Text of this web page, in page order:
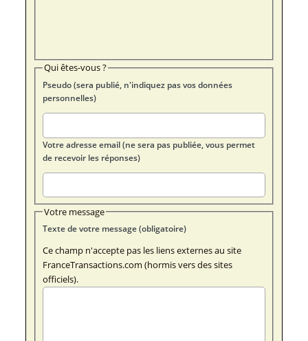
Qui êtes-vous ?
Pseudo (sera publié, n'indiquez pas vos données
personnelles)
Votre adresse email (ne sera pas publiée, vous permet
de recevoir les réponses)
Votre message
Texte de votre message (obligatoire)
Ce champ n'accepte pas les liens externes au site
FranceTransactions.com (hormis vers des sites
officiels).